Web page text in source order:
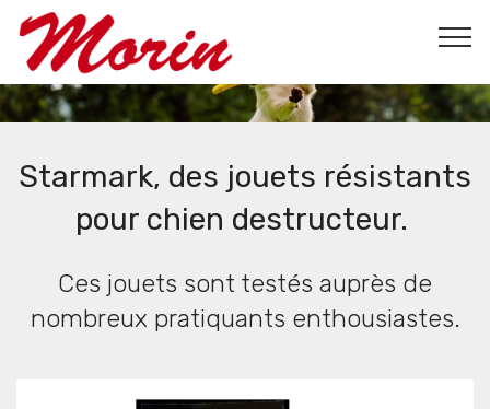
Starmark, des jouets résistants
pour chien destructeur.
Ces jouets sont testés auprès de
nombreux pratiquants enthousiastes.